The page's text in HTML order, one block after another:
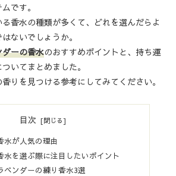
です。
香水の種類が多くて、どれを選んだらよ
ないでしょうか。
ーの香水のおすすめポイントと、持ち運
ついてまとめました。
りを見つける参考にしてみてください。
目次
水が人気の理由
水を選ぶ際に注目したいポイント
ベンダーの練り香水3選